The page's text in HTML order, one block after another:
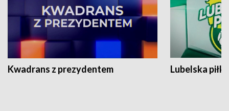
Kwadrans z prezydentem Lubelska piłka